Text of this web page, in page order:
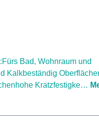
Bad, Wohnraum und
Kalkbeständig
Kratzfestigke…